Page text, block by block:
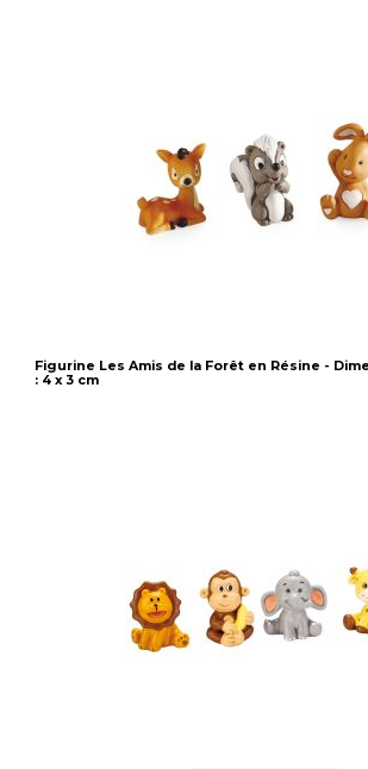
Figurine Les Amis de la Forêt en Résine -
: 4 x 3 cm